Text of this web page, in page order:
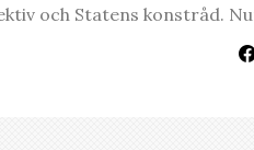
och Statens konstråd.